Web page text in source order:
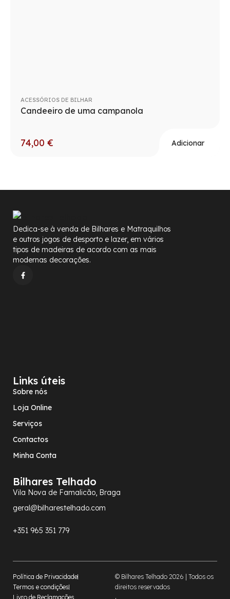
ACESSÓRIOS DE BILHAR
Candeeiro de uma campanola
74,00 € Adicionar
Dedica-se à venda de Bilhares e Matraquilhos
e outros jogos de desporto e lazer, em vários
tipos de madeiras de acordo com as mais
modernas decorações.
Links úteis
Sobre nós
Loja Online
Serviços
Contactos
Minha Conta
Bilhares Telhado
Vila Nova de Famalicão, Braga
geral@bilharestelhado.com
+351 965 351 779
Política de Privacidade
Termos e condições
Livro de Reclamações
© Bilhares Telhado 2026 | Todos os
direitos reservados